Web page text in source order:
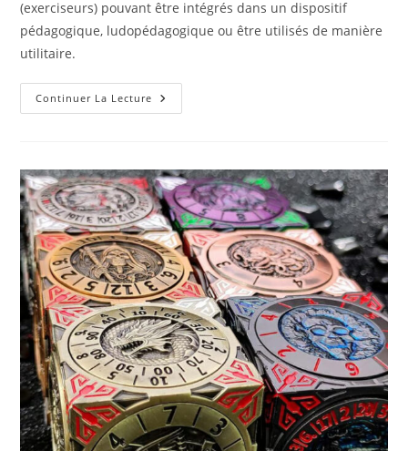
(exerciseurs) pouvant être intégrés dans un dispositif
pédagogique, ludopédagogique ou être utilisés de manière
utilitaire.
Continuer La Lecture LearningApps
–